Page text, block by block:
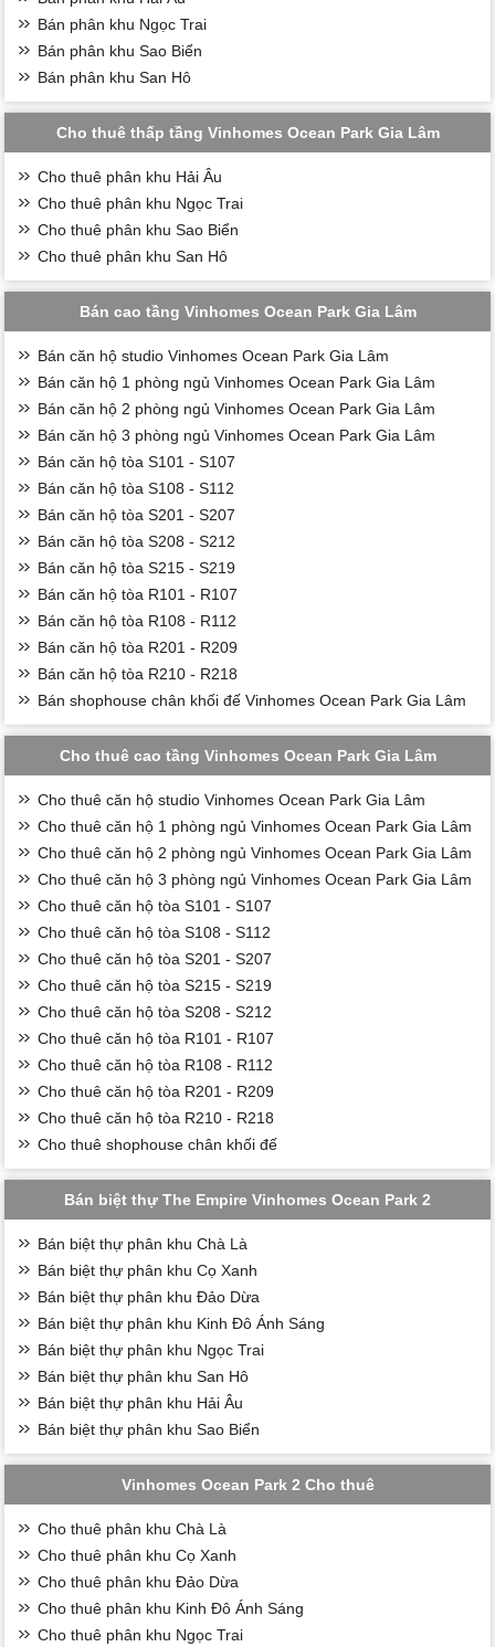
Bán phân khu Ngọc Trai
Bán phân khu Sao Biển
Bán phân khu San Hô
Cho thuê thấp tầng Vinhomes Ocean Park Gia Lâm
Cho thuê phân khu Hải Âu
Cho thuê phân khu Ngọc Trai
Cho thuê phân khu Sao Biển
Cho thuê phân khu San Hô
Bán cao tầng Vinhomes Ocean Park Gia Lâm
Bán căn hộ studio Vinhomes Ocean Park Gia Lâm
Bán căn hộ 1 phòng ngủ Vinhomes Ocean Park Gia Lâm
Bán căn hộ 2 phòng ngủ Vinhomes Ocean Park Gia Lâm
Bán căn hộ 3 phòng ngủ Vinhomes Ocean Park Gia Lâm
Bán căn hộ tòa S101 - S107
Bán căn hộ tòa S108 - S112
Bán căn hộ tòa S201 - S207
Bán căn hộ tòa S208 - S212
Bán căn hộ tòa S215 - S219
Bán căn hộ tòa R101 - R107
Bán căn hộ tòa R108 - R112
Bán căn hộ tòa R201 - R209
Bán căn hộ tòa R210 - R218
Bán shophouse chân khối đế Vinhomes Ocean Park Gia Lâm
Cho thuê cao tầng Vinhomes Ocean Park Gia Lâm
Cho thuê căn hộ studio Vinhomes Ocean Park Gia Lâm
Cho thuê căn hộ 1 phòng ngủ Vinhomes Ocean Park Gia Lâm
Cho thuê căn hộ 2 phòng ngủ Vinhomes Ocean Park Gia Lâm
Cho thuê căn hộ 3 phòng ngủ Vinhomes Ocean Park Gia Lâm
Cho thuê căn hộ tòa S101 - S107
Cho thuê căn hộ tòa S108 - S112
Cho thuê căn hộ tòa S201 - S207
Cho thuê căn hộ tòa S215 - S219
Cho thuê căn hộ tòa S208 - S212
Cho thuê căn hộ tòa R101 - R107
Cho thuê căn hộ tòa R108 - R112
Cho thuê căn hộ tòa R201 - R209
Cho thuê căn hộ tòa R210 - R218
Cho thuê shophouse chân khối đế
Bán biệt thự The Empire Vinhomes Ocean Park 2
Bán biệt thự phân khu Chà Là
Bán biệt thự phân khu Cọ Xanh
Bán biệt thự phân khu Đảo Dừa
Bán biệt thự phân khu Kinh Đô Ánh Sáng
Bán biệt thự phân khu Ngọc Trai
Bán biệt thự phân khu San Hô
Bán biệt thự phân khu Hải Âu
Bán biệt thự phân khu Sao Biển
Vinhomes Ocean Park 2 Cho thuê
Cho thuê phân khu Chà Là
Cho thuê phân khu Cọ Xanh
Cho thuê phân khu Đảo Dừa
Cho thuê phân khu Kinh Đô Ánh Sáng
Cho thuê phân khu Ngọc Trai